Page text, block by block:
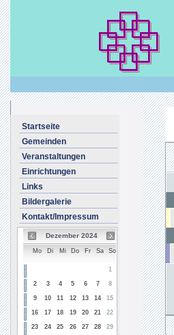
Startseite
Gemeinden
Veranstaltungen
Einrichtungen
Links
Bildergalerie
Kontakt/Impressum
Dezember 2024
Mo Di Mi Do Fr Sa So
1
2 3 4 5 6 7 8
9 10 11 12 13 14 15
16 17 18 19 20 21 22
23 24 25 26 27 28 29